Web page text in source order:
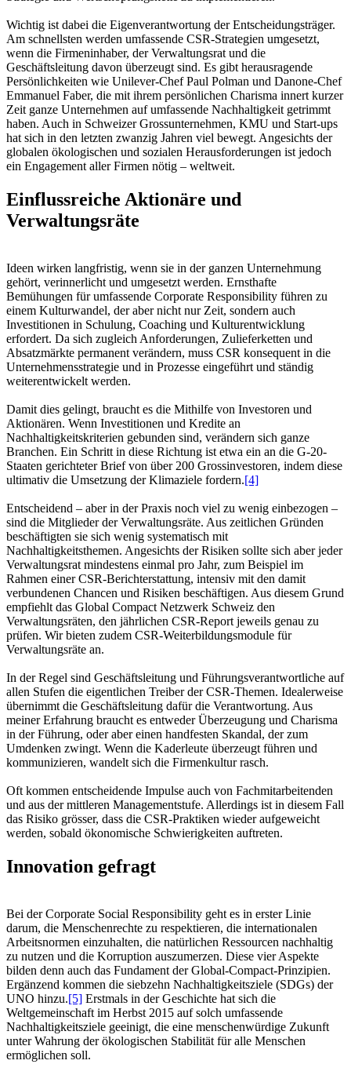
Wichtig ist dabei die Eigenverantwortung der Entscheidungsträger.
Am schnellsten werden umfassende CSR-Strategien umgesetzt,
wenn die Firmeninhaber, der Verwaltungsrat und die
Geschäftsleitung davon überzeugt sind. Es gibt herausragende
Persönlichkeiten wie Unilever-Chef Paul Polman und Danone-Chef
Emmanuel Faber, die mit ihrem persönlichen Charisma innert kurzer
Zeit ganze Unternehmen auf umfassende Nachhaltigkeit getrimmt
haben. Auch in Schweizer Grossunternehmen, KMU und Start-ups
hat sich in den letzten zwanzig Jahren viel bewegt. Angesichts der
globalen ökologischen und sozialen Herausforderungen ist jedoch
ein Engagement aller Firmen nötig – weltweit.
Einflussreiche Aktionäre und
Verwaltungsräte
Ideen wirken langfristig, wenn sie in der ganzen Unternehmung
gehört, verinnerlicht und umgesetzt werden. Ernsthafte
Bemühungen für umfassende Corporate Responsibility führen zu
einem Kulturwandel, der aber nicht nur Zeit, sondern auch
Investitionen in Schulung, Coaching und Kulturentwicklung
erfordert. Da sich zugleich Anforderungen, Zulieferketten und
Absatzmärkte permanent verändern, muss CSR konsequent in die
Unternehmensstrategie und in Prozesse eingeführt und ständig
weiterentwickelt werden.
Damit dies gelingt, braucht es die Mithilfe von Investoren und
Aktionären. Wenn Investitionen und Kredite an
Nachhaltigkeitskriterien gebunden sind, verändern sich ganze
Branchen. Ein Schritt in diese Richtung ist etwa ein an die G-20-
Staaten gerichteter Brief von über 200 Grossinvestoren, indem diese
ultimativ die Umsetzung der Klimaziele fordern.[4]
Entscheidend – aber in der Praxis noch viel zu wenig einbezogen –
sind die Mitglieder der Verwaltungsräte. Aus zeitlichen Gründen
beschäftigten sie sich wenig systematisch mit
Nachhaltigkeitsthemen. Angesichts der Risiken sollte sich aber jeder
Verwaltungsrat mindestens einmal pro Jahr, zum Beispiel im
Rahmen einer CSR-Berichterstattung, intensiv mit den damit
verbundenen Chancen und Risiken beschäftigen. Aus diesem Grund
empfiehlt das Global Compact Netzwerk Schweiz den
Verwaltungsräten, den jährlichen CSR-Report jeweils genau zu
prüfen. Wir bieten zudem CSR-Weiterbildungsmodule für
Verwaltungsräte an.
In der Regel sind Geschäftsleitung und Führungsverantwortliche auf
allen Stufen die eigentlichen Treiber der CSR-Themen. Idealerweise
übernimmt die Geschäftsleitung dafür die Verantwortung. Aus
meiner Erfahrung braucht es entweder Überzeugung und Charisma
in der Führung, oder aber einen handfesten Skandal, der zum
Umdenken zwingt. Wenn die Kaderleute überzeugt führen und
kommunizieren, wandelt sich die Firmenkultur rasch.
Oft kommen entscheidende Impulse auch von Fachmitarbeitenden
und aus der mittleren Managementstufe. Allerdings ist in diesem Fall
das Risiko grösser, dass die CSR-Praktiken wieder aufgeweicht
werden, sobald ökonomische Schwierigkeiten auftreten.
Innovation gefragt
Bei der Corporate Social Responsibility geht es in erster Linie
darum, die Menschenrechte zu respektieren, die internationalen
Arbeitsnormen einzuhalten, die natürlichen Ressourcen nachhaltig
zu nutzen und die Korruption auszumerzen. Diese vier Aspekte
bilden denn auch das Fundament der Global-Compact-Prinzipien.
Ergänzend kommen die siebzehn Nachhaltigkeitsziele (SDGs) der
UNO hinzu.[5] Erstmals in der Geschichte hat sich die
Weltgemeinschaft im Herbst 2015 auf solch umfassende
Nachhaltigkeitsziele geeinigt, die eine menschenwürdige Zukunft
unter Wahrung der ökologischen Stabilität für alle Menschen
ermöglichen soll.